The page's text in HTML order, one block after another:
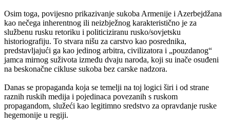
Osim toga, povijesno prikazivanje sukoba Armenije i Azerbejdžana
kao nečega inherentnog ili neizbježnog karakteristično je za
službenu rusku retoriku i politiciziranu rusko/sovjetsku
historiografiju. To stvara nišu za carstvo kao posrednika,
predstavljajući ga kao jedinog arbitra, civilizatora i „pouzdanog“
jamca mirnog suživota između dvaju naroda, koji su inače osuđeni
na beskonačne cikluse sukoba bez carske nadzora.
Danas se propaganda koja se temelji na toj logici širi i od strane
raznih ruskih medija i pojedinaca povezanih s ruskom
propagandom, služeći kao legitimno sredstvo za opravdanje ruske
hegemonije u regiji.